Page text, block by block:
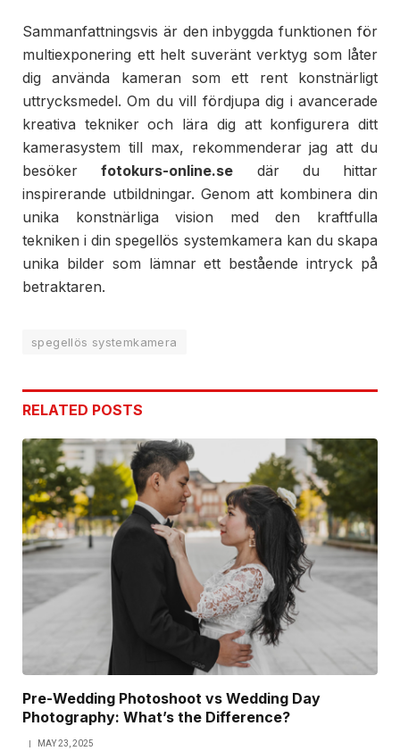
Sammanfattningsvis är den inbyggda funktionen för
multiexponering ett helt suveränt verktyg som låter
dig använda kameran som ett rent konstnärligt
uttrycksmedel. Om du vill fördjupa dig i avancerade
kreativa tekniker och lära dig att konfigurera ditt
kamerasystem till max, rekommenderar jag att du
besökerfotokurs-online.se där du hittar
inspirerande utbildningar. Genom att kombinera din
unika konstnärliga vision med den kraftfulla
tekniken i din spegellös systemkamera kan du skapa
unika bilder som lämnar ett bestående intryck på
betraktaren.
spegellös systemkamera
RELATED POSTS
Pre-Wedding Photoshoot vs Wedding Day
Photography: What’s the Difference?
MAY 23, 2025